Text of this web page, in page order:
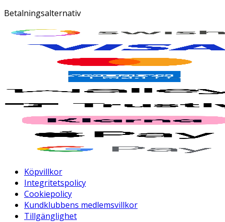
Betalningsalternativ
Köpvillkor
Integritetspolicy
Cookiepolicy
Kundklubbens medlemsvillkor
Tillgänglighet